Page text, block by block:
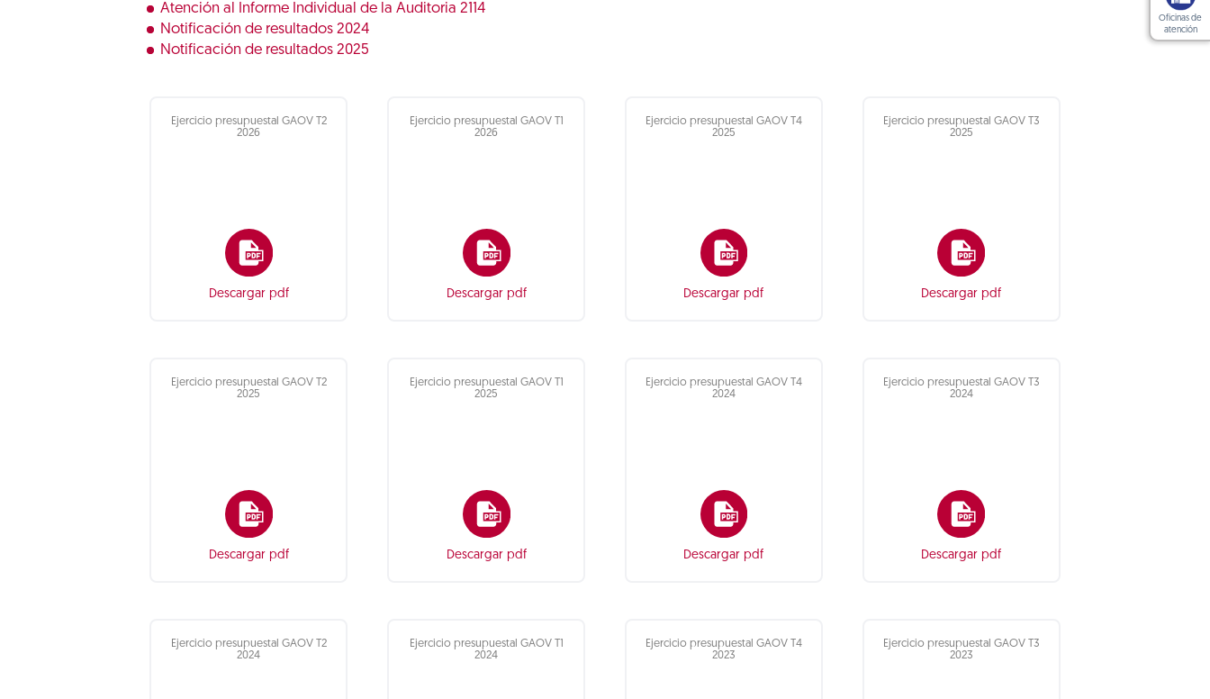
Atención al Informe Individual de la Auditoria 2114
Notificación de resultados 2024
Notificación de resultados 2025
Ejercicio presupuestal GAOV T2
2026
Descargar pdf
Ejercicio presupuestal GAOV T1
2026
Descargar pdf
Ejercicio presupuestal GAOV T4
2025
Descargar pdf
Ejercicio presupuestal GAOV T3
2025
Descargar pdf
Ejercicio presupuestal GAOV T2
2025
Descargar pdf
Ejercicio presupuestal GAOV T1
2025
Descargar pdf
Ejercicio presupuestal GAOV T4
2024
Descargar pdf
Ejercicio presupuestal GAOV T3
2024
Descargar pdf
Ejercicio presupuestal GAOV T2
2024
Ejercicio presupuestal GAOV T1
2024
Ejercicio presupuestal GAOV T4
2023
Ejercicio presupuestal GAOV T3
2023
Oficinas de
atención